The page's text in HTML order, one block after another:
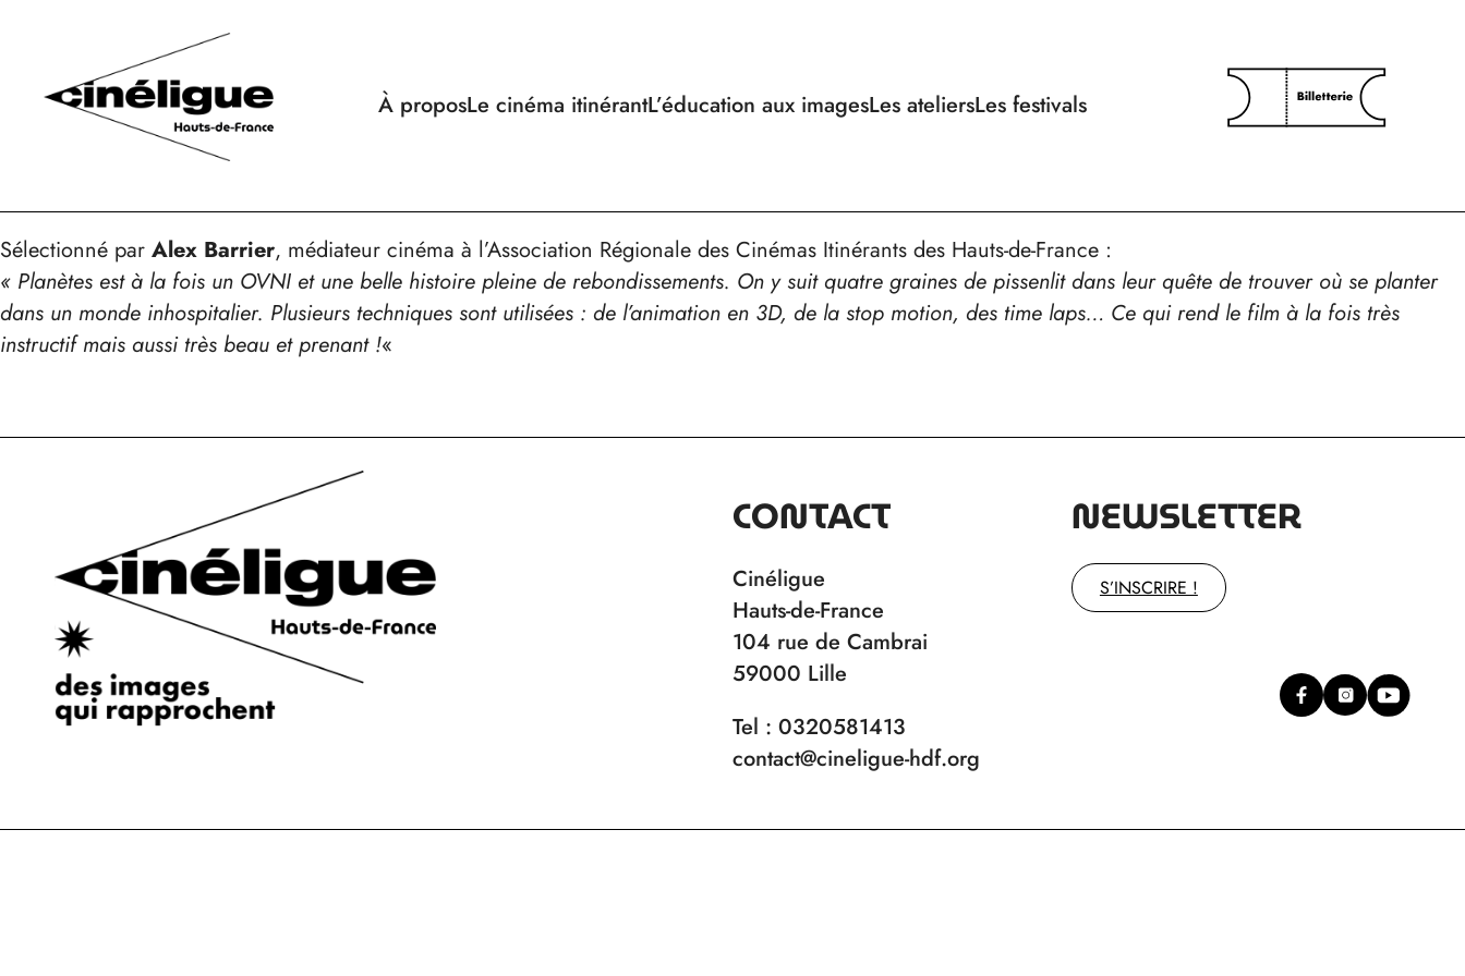
À proposLe cinéma itinérantL’éducation aux imagesLes ateliersLes festivals
Sélectionné par Alex Barrier, médiateur cinéma à l’Association Régionale des Cinémas Itinérants des Hauts-de-France :
« Planètes est à la fois un OVNI et une belle histoire pleine de rebondissements. On y suit quatre graines de pissenlit dans leur quête de trouver où se planter
dans un monde inhospitalier. Plusieurs techniques sont utilisées : de l’animation en 3D, de la stop motion, des time laps… Ce qui rend le film à la fois très
instructif mais aussi très beau et prenant !«
CONTACT
Cinéligue
Hauts-de-France
104 rue de Cambrai
59000 Lille
Tel : 0320581413
contact@cineligue-hdf.org
NEWSLETTER
S’INSCRIRE !